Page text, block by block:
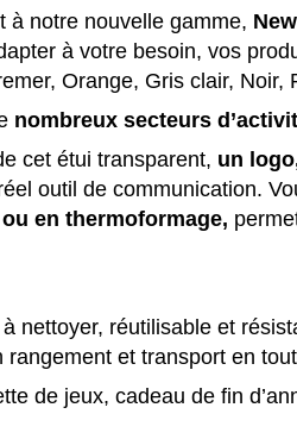
à notre nouvelle gamme,
à votre besoin, vos
Orange, Gris clair, Noir,
nombreux secteurs
cet étui transparent, un
outil de communication.
en thermoformage,
nettoyer, réutilisable et
et transport en
de jeux, cadeau de fin